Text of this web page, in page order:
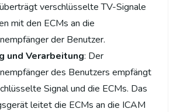
verschlüsselte TV-Signale
mit den ECMs an die
der Benutzer.
und Verarbeitung: Der
des Benutzers empfängt
Signal und die ECMs. Das
leitet die ECMs an die ICAM